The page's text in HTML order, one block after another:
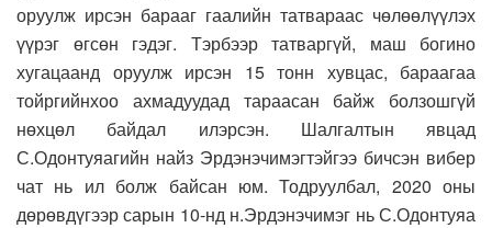
оруулж ирсэн барааг гаалийн татвараас чөлөөлүүлэх
үүрэг өгсөн гэдэг. Тэрбээр татваргүй, маш богино
хугацаанд оруулж ирсэн 15 тонн хувцас, бараагаа
тойргийнхоо ахмадуудад тараасан байж болзошгүй
нөхцөл байдал илэрсэн. Шалгалтын явцад
С.Одонтуяагийн найз Эрдэнэчимэгтэйгээ бичсэн вибер
чат нь ил болж байсан юм. Тодруулбал, 2020 оны
дөрөвдүгээр сарын 10-нд н.Эрдэнэчимэг нь С.Одонтуяа